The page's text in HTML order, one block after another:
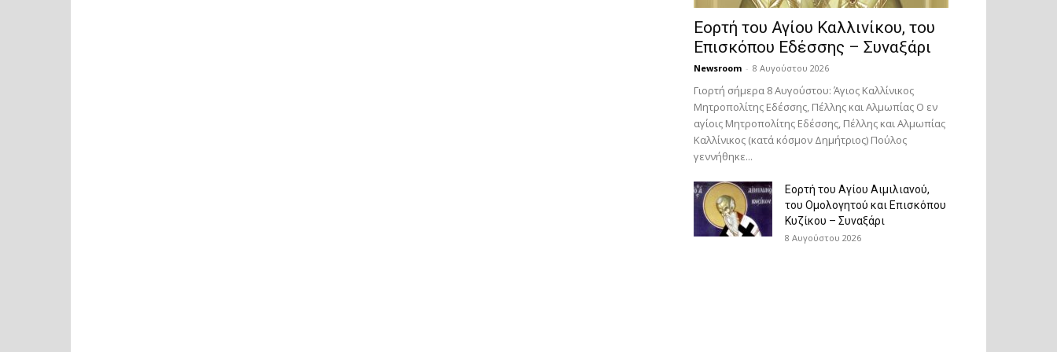
Εορτή του Αγίου Καλλινίκου, του
Επισκόπου Εδέσσης – Συναξάρι
Newsroom - 8 Αυγούστου 2026
Γιορτή σήμερα 8 Αυγούστου: Άγιος Καλλίνικος
Μητροπολίτης Εδέσσης, Πέλλης και Αλμωπίας Ο εν
αγίοις Μητροπολίτης Εδέσσης, Πέλλης και Αλμωπίας
Καλλίνικος (κατά κόσμον Δημήτριος) Πούλος
γεννήθηκε...
Εορτή του Αγίου Αιμιλιανού,
του Ομολογητού και Επισκόπου
Κυζίκου – Συναξάρι
8 Αυγούστου 2026